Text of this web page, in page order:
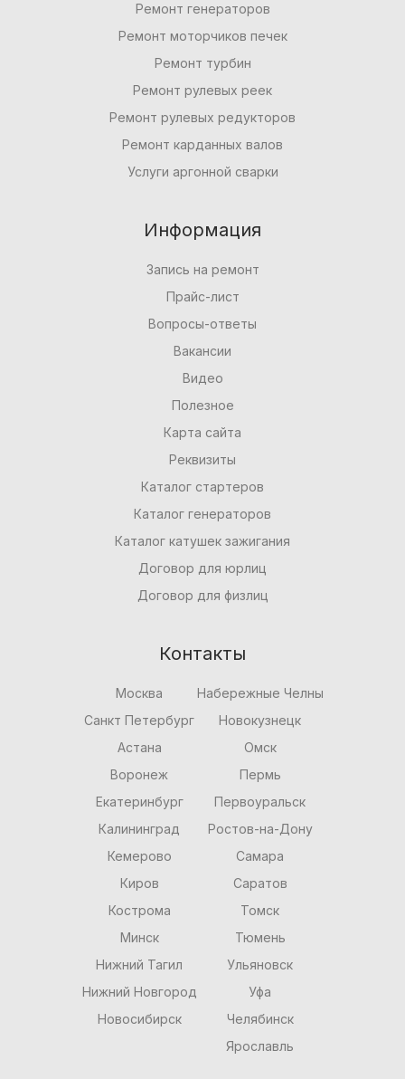
Ремонт генераторов
Ремонт моторчиков печек
Ремонт турбин
Ремонт рулевых реек
Ремонт рулевых редукторов
Ремонт карданных валов
Услуги аргонной сварки
Информация
Запись на ремонт
Прайс-лист
Вопросы-ответы
Вакансии
Видео
Полезное
Карта сайта
Реквизиты
Каталог стартеров
Каталог генераторов
Каталог катушек зажигания
Договор для юрлиц
Договор для физлиц
Контакты
Москва
Санкт Петербург
Астана
Воронеж
Екатеринбург
Калининград
Кемерово
Киров
Кострома
Минск
Нижний Тагил
Нижний Новгород
Новосибирск
Набережные Челны
Новокузнецк
Омск
Пермь
Первоуральск
Ростов-на-Дону
Самара
Саратов
Томск
Тюмень
Ульяновск
Уфа
Челябинск
Ярославль